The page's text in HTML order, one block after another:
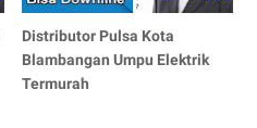
Distributor Pulsa Kota
Blambangan Umpu Elektrik
Termurah